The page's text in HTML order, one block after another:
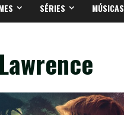
SÉRIES MÚSICAS